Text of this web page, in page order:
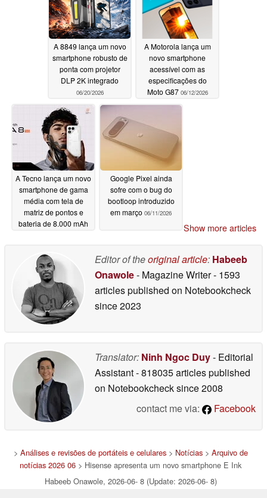
A 8849 lança um novo
smartphone robusto de
ponta com projetor
DLP 2K integrado
06/20/2026
A Motorola lança um
novo smartphone
acessível com as
especificações do
Moto G87 06/12/2026
A Tecno lança um novo
smartphone de gama
média com tela de
matriz de pontos e
bateria de 8.000 mAh
Google Pixel ainda
sofre com o bug do
bootloop introduzido
em março 06/11/2026
Show more articles
Editor of theoriginal article: Habeeb
Onawole- Magazine Writer- 1593
articles published on Notebookcheck
since 2023
Translator: Ninh Ngoc Duy- Editorial
Assistant- 818035 articles published
on Notebookchecksince 2008
contact me via:
Facebook
> Análises e revisões de portáteis e celulares> Notícias> Arquivo de
notícias 2026 06 > Hisense apresenta um novo smartphone E Ink
Habeeb Onawole, 2026-06- 8 (Update: 2026-06- 8)